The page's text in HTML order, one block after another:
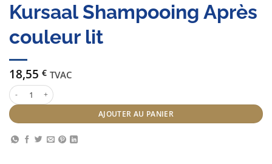
Kursaal Shampooing Après
couleur lit
18,55 € TVAC
quantité de Kursaal Shampooing Après couleur lit
AJOUTER AU PANIER